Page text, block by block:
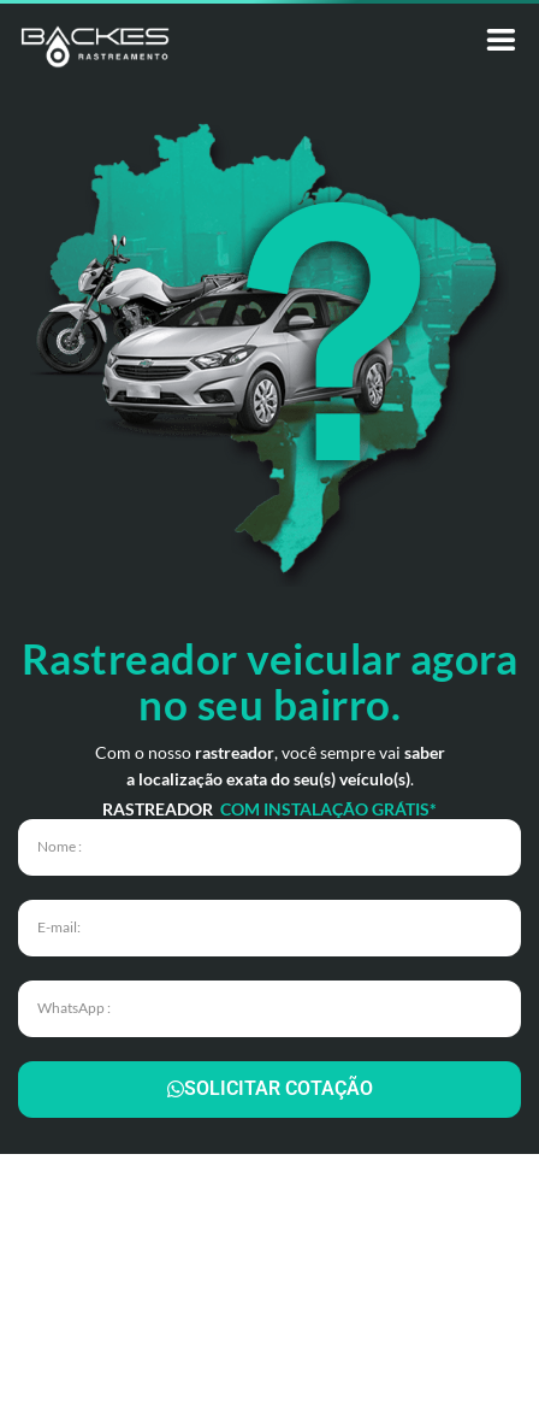
Rastreador veicular agora
no seu bairro.
Com o nosso rastreador, você sempre vai saber
a localização exata do seu(s) veículo(s).
RASTREADOR COM INSTALAÇÃO GRÁTIS*
SOLICITAR COTAÇÃO